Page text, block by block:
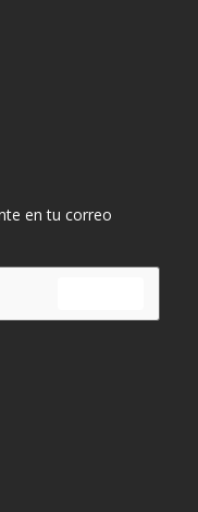
en tu correo